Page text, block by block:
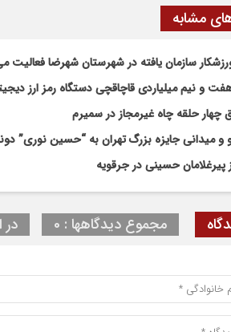
مشابه
و نیم میلیاردی قاچاقچی دستگاه رمز ارز
چهار حلقه چاه غیرمجاز در سمیرم
و میدانی جایزه بزرگ تهران به “حسین نوری”
پیرغلامان حسینی در جرقویه
مجموع دیدگاهها : 0 در